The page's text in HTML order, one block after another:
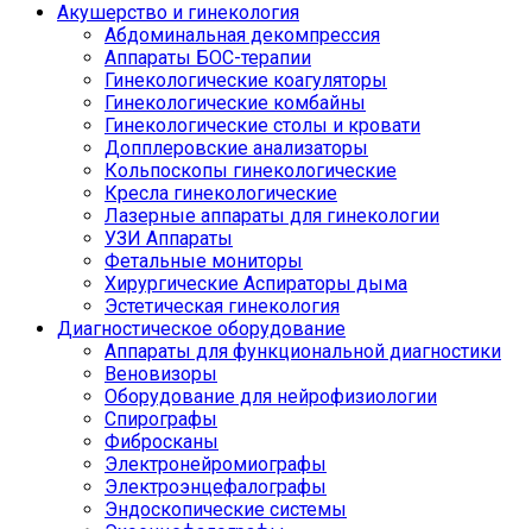
Акушерство и гинекология
Абдоминальная декомпрессия
Аппараты БОС-терапии
Гинекологические коагуляторы
Гинекологические комбайны
Гинекологические столы и кровати
Допплеровские анализаторы
Кольпоскопы гинекологические
Кресла гинекологические
Лазерные аппараты для гинекологии
УЗИ Аппараты
Фетальные мониторы
Хирургические Аспираторы дыма
Эстетическая гинекология
Диагностическое оборудование
Аппараты для функциональной диагностики
Веновизоры
Оборудование для нейрофизиологии
Спирографы
Фибросканы
Электронейромиографы
Электроэнцефалографы
Эндоскопические системы